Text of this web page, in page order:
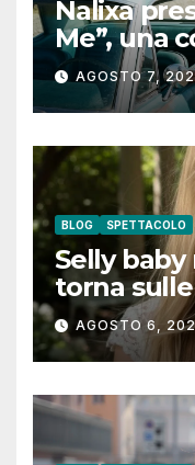
Nalixa
Me”, una
notturna
AGOSTO 7,
BLOG SPETTACOLO
Selly
torna
digitali
guarda”
AGOSTO 6,